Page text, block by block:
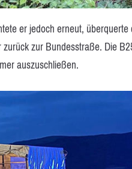
er jedoch erneut,
zur Bundesstraße. Die
auszuschließen.